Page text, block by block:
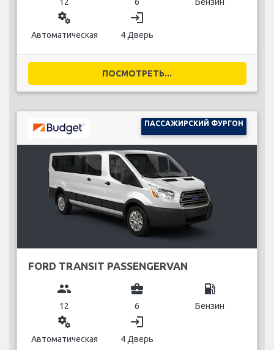
miscellaneous_services
Автоматическая
login
4 Дверь
ПОСМОТРЕТЬ...
ПАССАЖИРСКИЙ ФУРГОН
FORD TRANSIT PASSENGERVAN
group
12
business_center
6
local_gas_station
Бензин
miscellaneous_services
Автоматическая
login
4 Дверь